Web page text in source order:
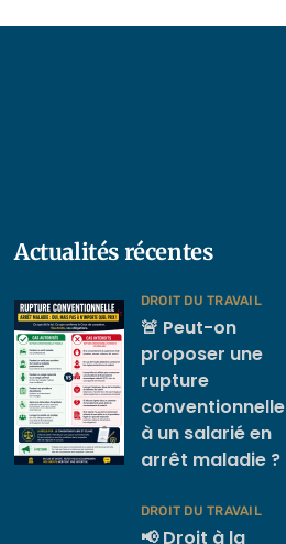
Actualités récentes
DROIT DU TRAVAIL
🚨 Peut-on
proposer une
rupture
conventionnelle
à un salarié en
arrêt maladie ?
DROIT DU TRAVAIL
📢 Droit à la